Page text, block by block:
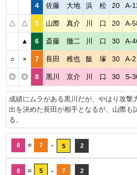
4 佐藤 大地 浜 松 20 A-
△ △ 5 山際 真介 川 口 20 A-
▲ 6 斎藤 撤二 川 口 30 A-
○ × 7 長田 稚也 飯 塚 30 A-2
◎ ◎ 8 黒川 京介 川 口 30 S-
成績にムラがある黒川だが、やはり攻撃
出を決めた長田が相手となるが、山際も
る。
8 = 7 - 5 2
8 = 5 - 7 2